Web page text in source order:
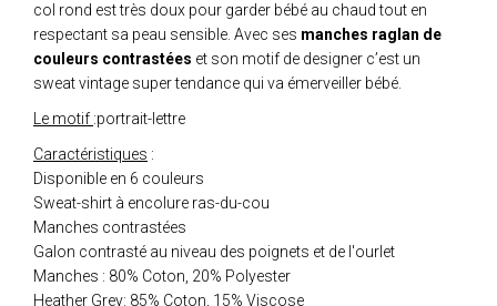
col rond est très doux pour garder bébé au chaud tout en
respectant sa peau sensible. Avec ses manches raglan de
couleurs contrastées et son motif de designer c’est un
sweat vintage super tendance qui va émerveiller bébé.
Le motif :portrait-lettre
Caractéristiques :
Disponible en 6 couleurs
Sweat-shirt à encolure ras-du-cou
Manches contrastées
Galon contrasté au niveau des poignets et de l'ourlet
Manches : 80% Coton, 20% Polyester
Heather Grey: 85% Coton, 15% Viscose